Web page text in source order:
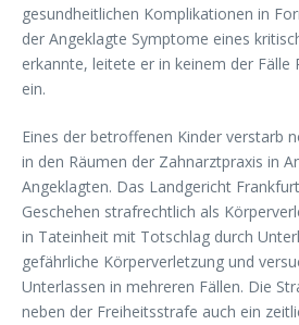
gesundheitlichen Komplikationen in
der Angeklagte Symptome eines
erkannte, leitete er in keinem der Fälle
ein.
Eines der betroffenen Kinder verstarb
in den Räumen der Zahnarztpraxis in
Angeklagten. Das Landgericht
Geschehen strafrechtlich als
in Tateinheit mit Totschlag durch
gefährliche Körperverletzung und
Unterlassen in mehreren Fällen. Die
neben der Freiheitsstrafe auch ein